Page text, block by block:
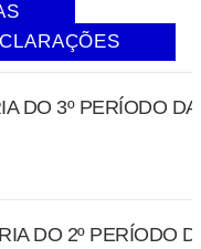
DO 3º PERÍODO DA
DO 2º PERÍODO